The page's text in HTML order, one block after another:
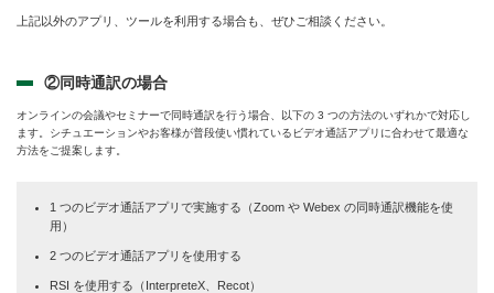
上記以外のアプリ、ツールを利用する場合も、ぜひご相談ください。
②同時通訳の場合
オンラインの会議やセミナーで同時通訳を行う場合、以下の 3 つの方法のいずれかで対応し
ます。シチュエーションやお客様が普段使い慣れているビデオ通話アプリに合わせて最適な
方法をご提案します。
1 つのビデオ通話アプリで実施する（Zoom や Webex の同時通訳機能を使
用）
2 つのビデオ通話アプリを使用する
RSI を使用する（InterpreteX、Recot）